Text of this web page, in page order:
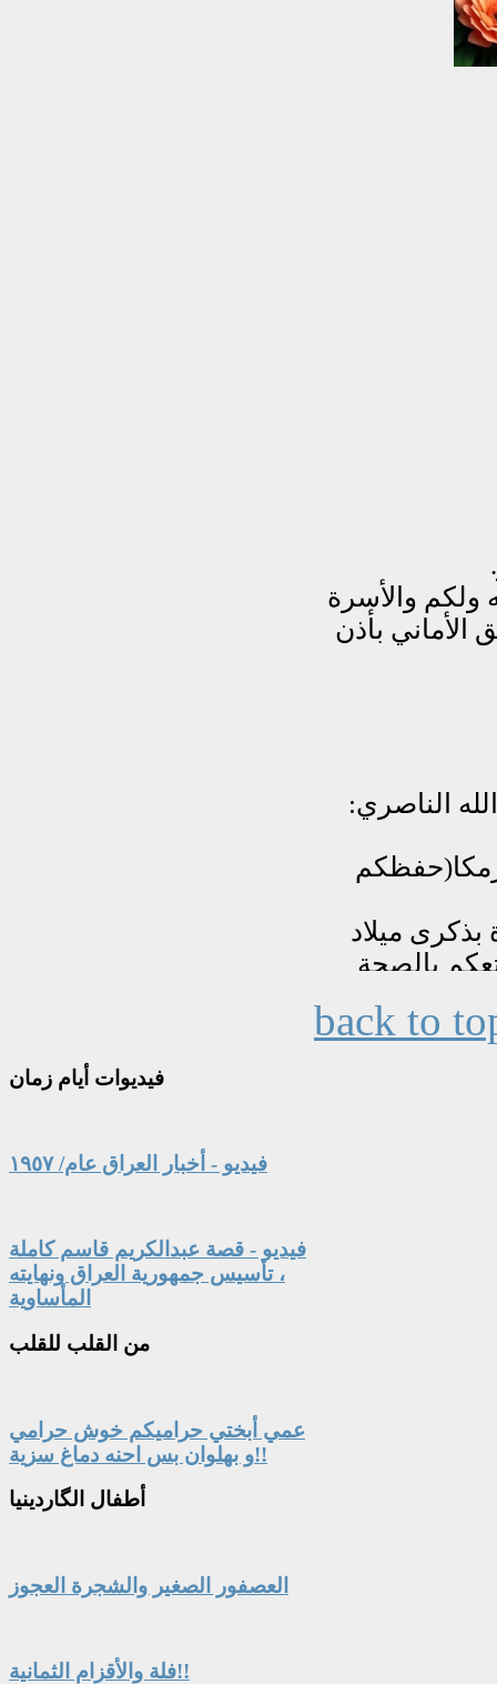
back to
فيديوات أيام زمان
فيديو - أخبار العراق عام/ ١٩٥٧
فيديو - قصة عبدالكريم قاسم كاملة
، تأسيس جمهورية العراق ونهايته
المأساوية
من القلب للقلب
عمي أبختي حراميكم خوش حرامي
و بهلوان بس احنه دماغ سزية!!
أطفال الگاردينيا
العصفور الصغير والشجرة العجوز
فلة والأقزام الثمانية!!